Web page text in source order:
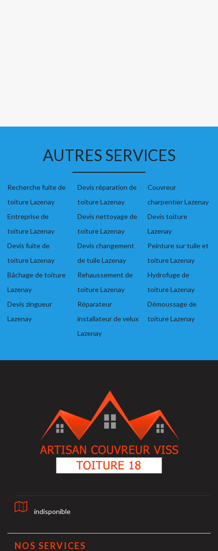
AUTRES SERVICES
Recherche fuite de
toiture Lazenay
Entreprise de
toiture Lazenay
Devis fuite de
toiture Lazenay
Bâchage de toiture
Lazenay
Devis zingueur
Lazenay
Devis réparation de
toiture Lazenay
Devis nettoyage de
toiture Lazenay
Devis changement
de tuile Lazenay
Rehaussement de
toiture Lazenay
Réparateur
installateur de velux
Lazenay
Couvreur
charpentier Lazenay
Devis toiture
Lazenay
Peinture sur tuile et
toiture Lazenay
Hydrofuge de
toiture Lazenay
Démoussage de
toiture Lazenay
indisponible
NOS SERVICES